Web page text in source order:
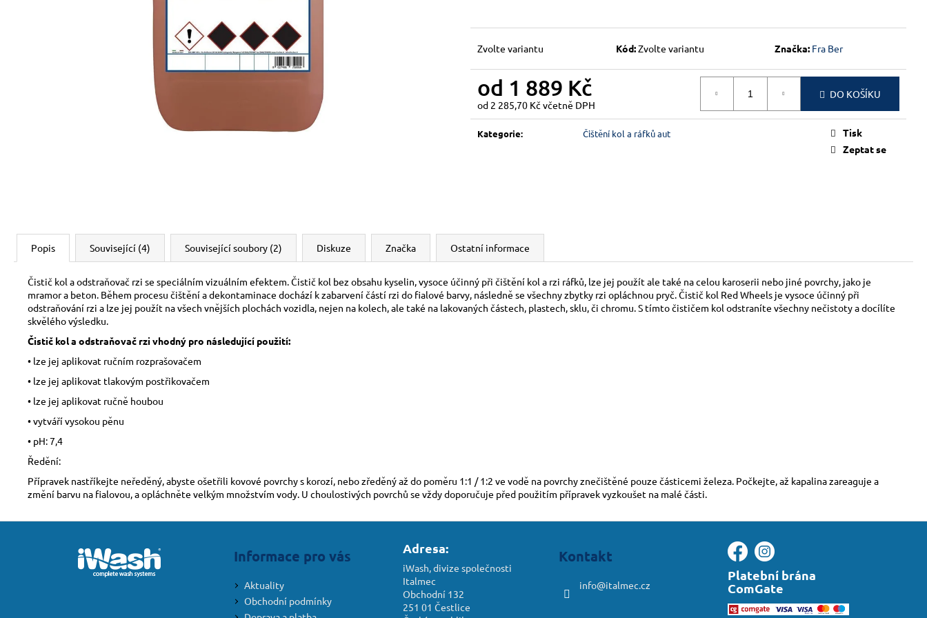
Zvolte variantu Kód:Zvolte variantu Značka: Fra Ber
od 1 889 Kč
od 2 285,70 Kč včetně DPH
Měrná
cena:
DO KOŠÍKU
Kategorie: Čištění kol a ráfků aut
Tisk
Zeptat se
Popis Související (4) Související soubory (2) Diskuze Značka Ostatní informace
Čistič kol a odstraňovač rzi se speciálním vizuálním efektem. Čistič kol bez obsahu kyselin, vysoce účinný při čištění kol a rzi ráfků, lze jej použít ale také na celou karoserii nebo jiné povrchy, jako je
mramor a beton. Během procesu čištění a dekontaminace dochází k zabarvení částí rzi do fialové barvy, následně se všechny zbytky rzi opláchnou pryč. Čistič kol Red Wheels je vysoce účinný při
odstraňování rzi a lze jej použít na všech vnějších plochách vozidla, nejen na kolech, ale také na lakovaných částech, plastech, sklu, či chromu. S tímto čističem kol odstraníte všechny nečistoty a docílíte
skvělého výsledku.
Čistič kol a odstraňovač rzi vhodný pro následující použití:
• lze jej aplikovat ručním rozprašovačem
• lze jej aplikovat tlakovým postřikovačem
• lze jej aplikovat ručně houbou
• vytváří vysokou pěnu
• pH: 7,4
Ředění:
Přípravek nastříkejte neředěný, abyste ošetřili kovové povrchy s korozí, nebo zředěný až do poměru 1:1 / 1:2 ve vodě na povrchy znečištěné pouze částicemi železa. Počkejte, až kapalina zareaguje a
změní barvu na fialovou, a opláchněte velkým množstvím vody. U choulostivých povrchů se vždy doporučuje před použitím přípravek vyzkoušet na malé části.
Informace pro vás
Aktuality
Obchodní podmínky
Adresa:
iWash, divize společnosti
Italmec
Obchodní 132
251 01 Čestlice
Kontakt
info@italmec.cz
Platební brána
ComGate